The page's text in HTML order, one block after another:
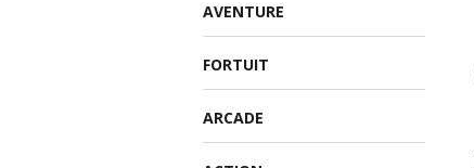
AVENTURE
FORTUIT
ARCADE